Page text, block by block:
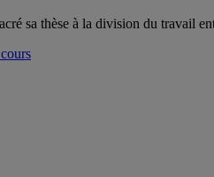
sa thèse à la division du travail